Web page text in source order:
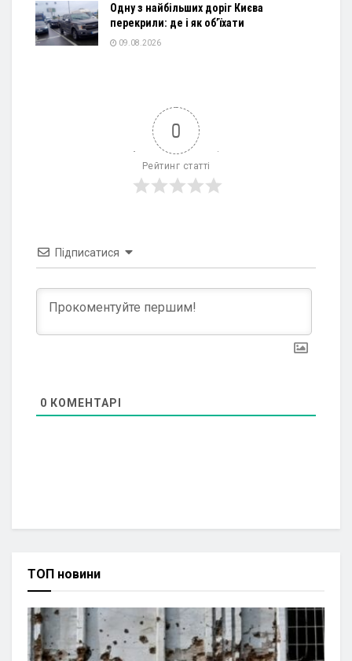
Одну з найбільших доріг Києва
перекрили: де і як об’їхати
09.08.2026
0
Рейтинг статті
Підписатися
0 КОМЕНТАРІ
ТОП новини